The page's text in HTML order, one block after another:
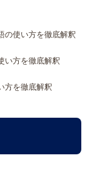
の使い方を徹底解釈
い方を徹底解釈
方を徹底解釈